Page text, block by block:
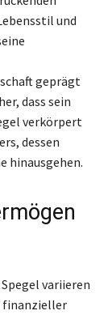
und
geprägt
dass sein
verkörpert
dessen
hinausgehen.
variieren
finanzieller